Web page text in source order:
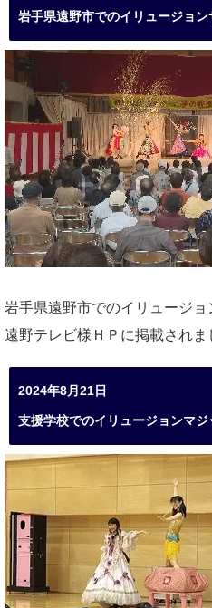
岩手県遠野市でのイリュージョン
岩手県遠野市でのイリュージ
遠野テレビ様ＨＰに掲載されま
2024年8月21日
支援学校でのイリュージョンマジ